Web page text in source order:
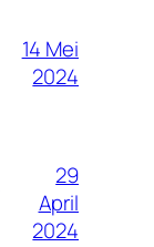
14 Mei
2024
29
April
2024